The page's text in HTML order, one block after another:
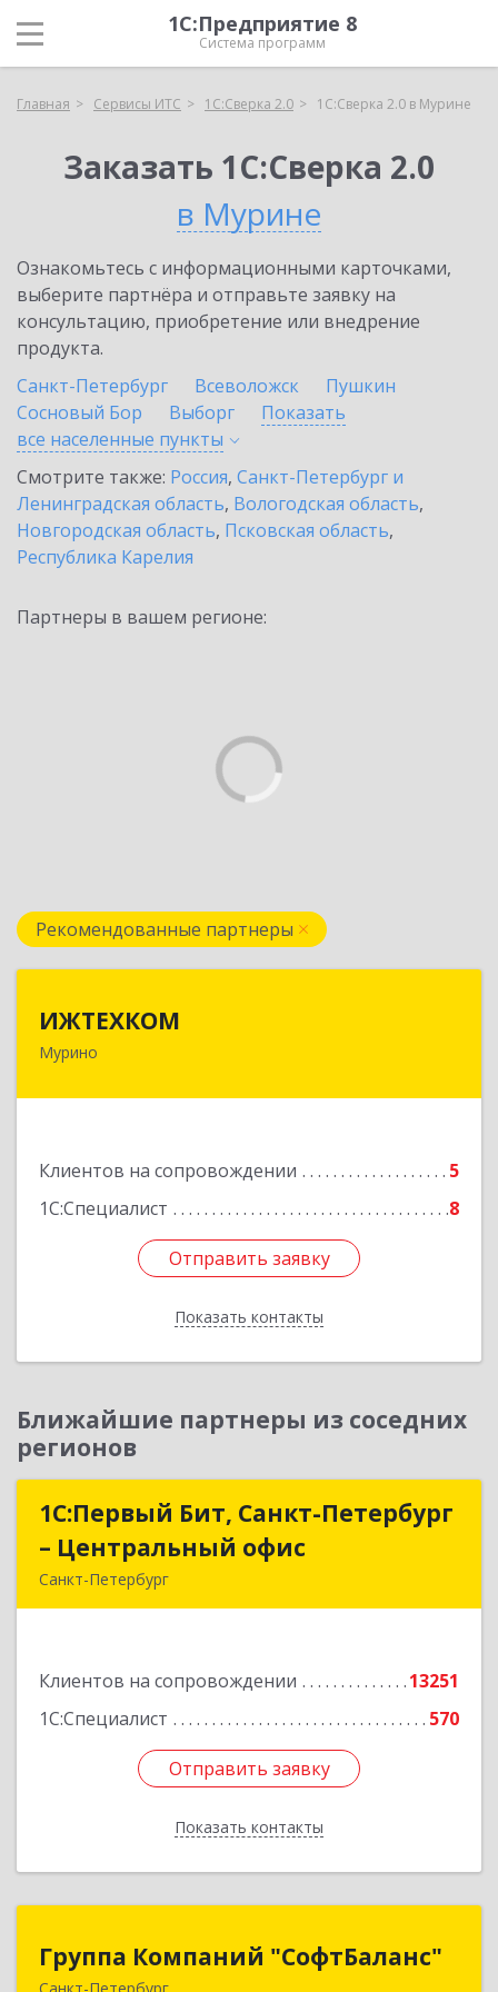
1С:Предприятие 8
Система программ
Главная Сервисы ИТС 1С:Сверка 2.0 1С:Сверка 2.0 в Мурине
Заказать 1С:Сверка 2.0
в Мурине
Ознакомьтесь с информационными карточками,
выберите партнёра и отправьте заявку на
консультацию, приобретение или внедрение
продукта.
Санкт-Петербург
Всеволожск
Пушкин
Сосновый Бор
Выборг
Показать
все населенные пункты
Смотрите также: Россия, Санкт-Петербург и
Ленинградская область, Вологодская область,
Новгородская область, Псковская область,
Республика Карелия
Партнеры в вашем регионе:
Рекомендованные партнеры
ИЖТЕХКОМ
Мурино
Клиентов на сопровождении
5
1С:Специалист
8
Отправить заявку
Показать контакты
188677, Ленинградская обл, Всеволожский р-н,
Отправить заявку
Назад
Ближайшие партнеры из соседних
регионов
1С:Первый Бит, Санкт-Петербург
– Центральный офис
Санкт-Петербург
Клиентов на сопровождении
13251
1С:Специалист
570
Отправить заявку
Показать контакты
1С:Первый Бит, Санкт-Петербург
– Центральный офис
Отправить заявку
Назад
Группа Компаний "СофтБаланс"
Санкт-Петербург
Группа Компаний "СофтБаланс"